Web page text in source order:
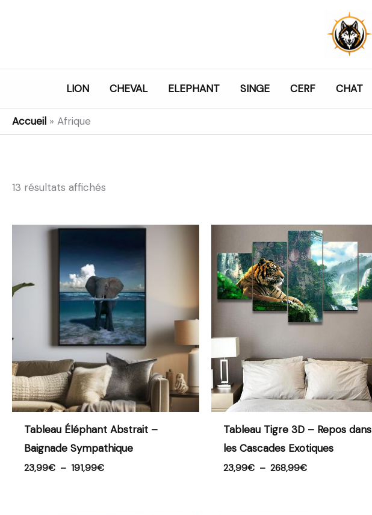
LION CHEVAL ELEPHANT SINGE CERF CHAT
Accueil » Afrique
13 résultats affichés
Tableau Éléphant Abstrait –
Baignade Sympathique
23,99€ – 191,99€
Plage
prix :
23,99€
à
191,99€
Tableau Tigre 3D – Repos dans
les Cascades Exotiques
23,99€ – 268,99€
Plage
de
prix :
23,99€
à
268,99€